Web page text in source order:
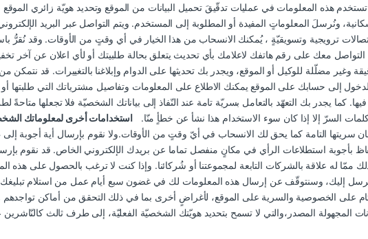
تستخدم هذه المعلومات في عمليات تدقّيقَ تحميل البيانات من الموقع وتحديد هويّة زائري
ونُرسلَ المعلوماتٍ المفيدة أو المطلوبة إلى المستخدم. ويتم التواصل عبر البريد
ترويجية وتسويقيّةٍ ، يُمكنك الانسحاب من هذا الخيار في أي وقتٍ من الأوقات. وقد نُقرُّ
معك على رقم هاتفك لاعلامك بأي تحديث يتعلق بحالة طلبيتك أو لأي اعلان عن آخر
وغير مضلّلة للوكيل أو الموقع، ويجدر بك تحديثها على الدوام وإبلاغنا بالتغييرات. قد نتمكن
إلى حسابك على الموقع يمكنك الاطلاع على المعلومات وتفاصيل مشترياتك التي طلبتها أو
كما يجدر بك التعهّد بالتعامل بسريّة تامة عند النّفاذ إلى بياناتك الشخصيّة فلا تجعلها
السرّ إلا إذا كان سوء الاستخدام هذا نشأ عن خطأٍ منّا. استخدامات أخرى لمعلوماتك
سريتها التامة كما يحق لك الانسحاب في أيّ وقتٍ من الأوقات.ولا نقوم بإرسال أية أجوبة
بأجوبة استطلاعات الرأي في مكانٍ منفصل تماما عن بريدك الإلكتروني الخاص. قد نقوم
ذلك ممّا له علاقة بالشركات التابعة لمجموعتنا أو شُركائنا. وإذا كنت لا ترغب بالحصول على هذه
إليك، وسنتوقّف عن إرسال هذه المعلومات لك في غضون سبع أيام عمل من استلام
على الخصوصية والسرية على الموقع، لأغراضٍ أخرى بما في ذلك التحقق من أماكن تواجدهم